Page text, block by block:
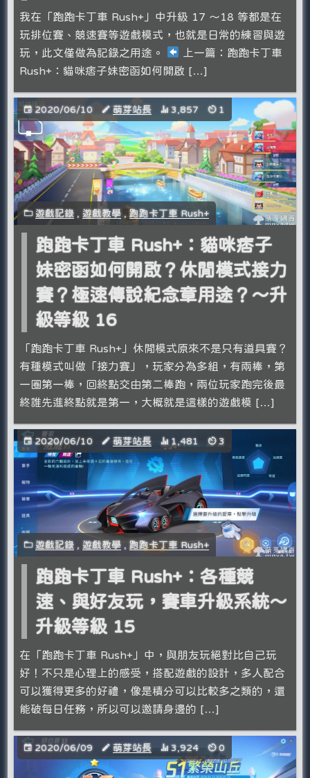
我在「跑跑卡丁車 Rush+」中升級 17 ～18 等都是在
玩排位賽、競速賽等遊戲模式，也就是日常的練習與遊
玩，此文僅做為記錄之用途。
上一篇：跑跑卡丁車
Rush+：貓咪痞子妹密函如何開啟 […]
2020/06/10 萌芽站長 3,857 1
遊戲記錄 ,遊戲教學 , 跑跑卡丁車 Rush+
跑跑卡丁車 Rush+：貓咪痞子
妹密函如何開啟？休閒模式接力
賽？極速傳說紀念章用途？～升
級等級 16
「跑跑卡丁車 Rush+」休閒模式原來不是只有道具賽？
有種模式叫做「接力賽」，玩家分為多組，有兩棒，第
一圈第一棒，回終點交由第二棒跑，兩位玩家跑完後最
終誰先進終點就是第一，大概就是這樣的遊戲模 […]
2020/06/10 萌芽站長 1,481 3
遊戲記錄 ,遊戲教學 , 跑跑卡丁車 Rush+
跑跑卡丁車 Rush+：各種競
速、與好友玩，賽車升級系統～
升級等級 15
在「跑跑卡丁車 Rush+」中，與朋友玩絕對比自己玩
好！不只是心理上的感受，搭配遊戲的設計，多人配合
可以獲得更多的好禮，像是積分可以比較多之類的，還
能破每日任務，所以可以邀請身邊的 […]
2020/06/09 萌芽站長 3,924 0